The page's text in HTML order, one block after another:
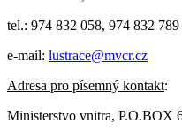
tel.: 974 832 058, 974 832 789
e-mail: lustrace@mvcr.cz
Adresa pro písemný kontakt:
Ministerstvo vnitra, P.O.BOX